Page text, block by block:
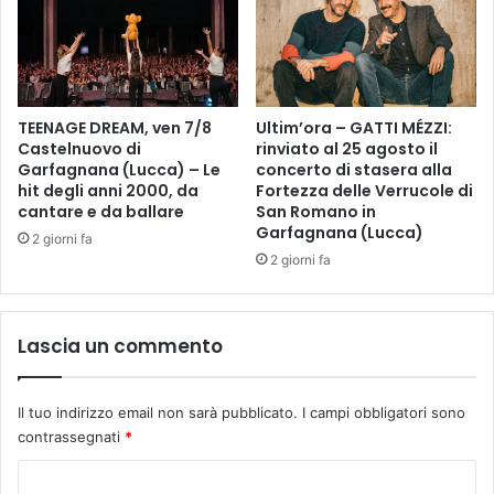
a
t
e
r
i
c
h
t
d
r
e
s
N
T
N
O
L
A
N
U
TEENAGE DREAM, ven 7/8
Castelnuovo di
Garfagnana (Lucca) – Le
hit degli anni 2000, da
cantare e da ballare
2 giorni fa
Ultim’ora – GATTI MÉZZI:
rinviato al 25 agosto il
concerto di stasera alla
Fortezza delle Verrucole di
San Romano in
Garfagnana (Lucca)
2 giorni fa
Lascia un commento
Il tuo indirizzo email non sarà pubblicato. I campi obbligatori sono
contrassegnati *